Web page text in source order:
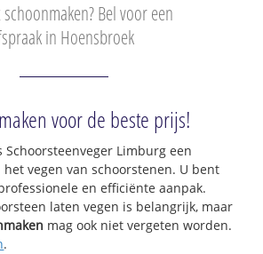
Bel voor een
in Hoensbroek
voor de beste prijs!
Limburg een
vegen van schoorstenen. U bent
en efficiënte aanpak.
laten vegen is belangrijk, maar
mag ook niet vergeten worden.
.